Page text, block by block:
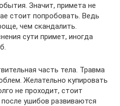
Значит, примета не
стоит попробовать. Ведь
чем скандалить.
сути примет, иногда
часть тела. Травма
Желательно купировать
не проходит, стоит
ушибов развиваются